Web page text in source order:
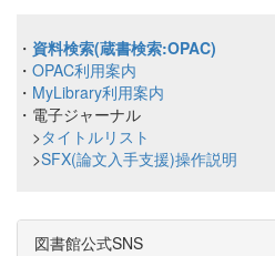
・ 資料検索(蔵書検索:OPAC)
・ OPAC利用案内
・ MyLibrary利用案内
・電子ジャーナル
>タイトルリスト
>SFX(論文入手支援)操作説明
図書館公式SNS